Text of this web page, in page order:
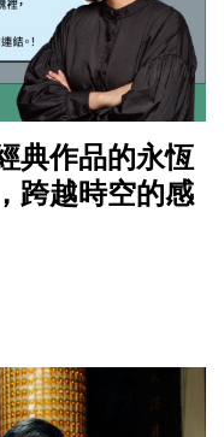
典作品的永恆
跨越時空的感